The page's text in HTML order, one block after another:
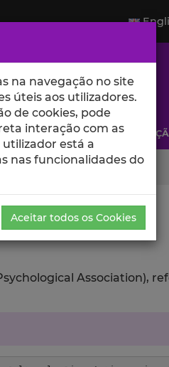
UNIDADES
Association),
na navegação no site
úteis aos utilizadores.
de cookies, pode
interação com as
está a
nas funcionalidades do
Aceitar todos os Cookies